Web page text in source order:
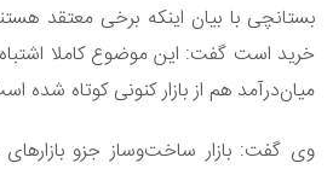
بستانچی با بیان اینکه برخی معتقد
خرید است گفت: این موضوع کاملا
میان‌درآمد هم از بازار کنونی کوتاه شده
وی گفت: بازار ساخت‌وساز جزو